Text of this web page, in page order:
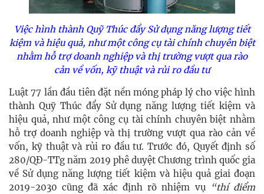
Việc hình thành Quỹ Thúc đẩy Sử dụng năng lượng tiết
kiệm và hiệu quả, như một công cụ tài chính chuyên biệt
nhằm hỗ trợ doanh nghiệp và thị trường vượt qua rào
cản về vốn, kỹ thuật và rủi ro đầu tư
Luật 77 lần đầu tiên đặt nền móng pháp lý cho việc hình
thành Quỹ Thúc đẩy Sử dụng năng lượng tiết kiệm và
hiệu quả, như một công cụ tài chính chuyên biệt nhằm
hỗ trợ doanh nghiệp và thị trường vượt qua rào cản về
vốn, kỹ thuật và rủi ro đầu tư. Trước đó, Quyết định số
280/QĐ-TTg năm 2019 phê duyệt Chương trình quốc gia
về Sử dụng năng lượng tiết kiệm và hiệu quả giai đoạn
2019-2030 cũng đã xác định rõ nhiệm vụ “thí điểm